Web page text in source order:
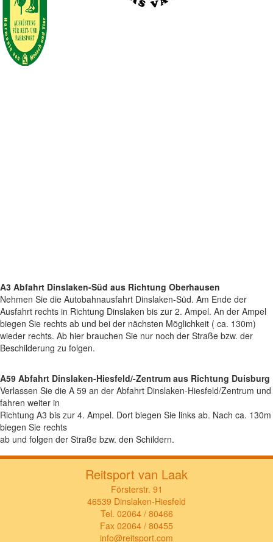
A3 Abfahrt Dinslaken-Süd aus Richtung Oberhausen
Nehmen Sie die Autobahnausfahrt Dinslaken-Süd. Am Ende der
Ausfahrt rechts in Richtung Dinslaken bis zur 2. Ampel. An der Ampel
biegen Sie rechts ab und bei der nächsten Möglichkeit ( ca. 130m)
wieder rechts. Ab hier brauchen Sie nur noch der Straße bzw. der
Beschilderung zu folgen.
A59 Abfahrt Dinslaken-Hiesfeld/-Zentrum aus Richtung Duisburg
Verlassen Sie die A 59 an der Abfahrt Dinslaken-Hiesfeld/Zentrum und
fahren weiter in
Richtung A3 bis zur 4. Ampel. Dort biegen Sie links ab. Nach ca. 130m
biegen Sie rechts
ab und folgen der Straße bzw. den Schildern.
Reitsport van Laak
Försterstr. 91
46539 Dinslaken-Hiesfeld
Tel. 02064 / 80466
Fax 02064 / 80455
info@reitsport.com